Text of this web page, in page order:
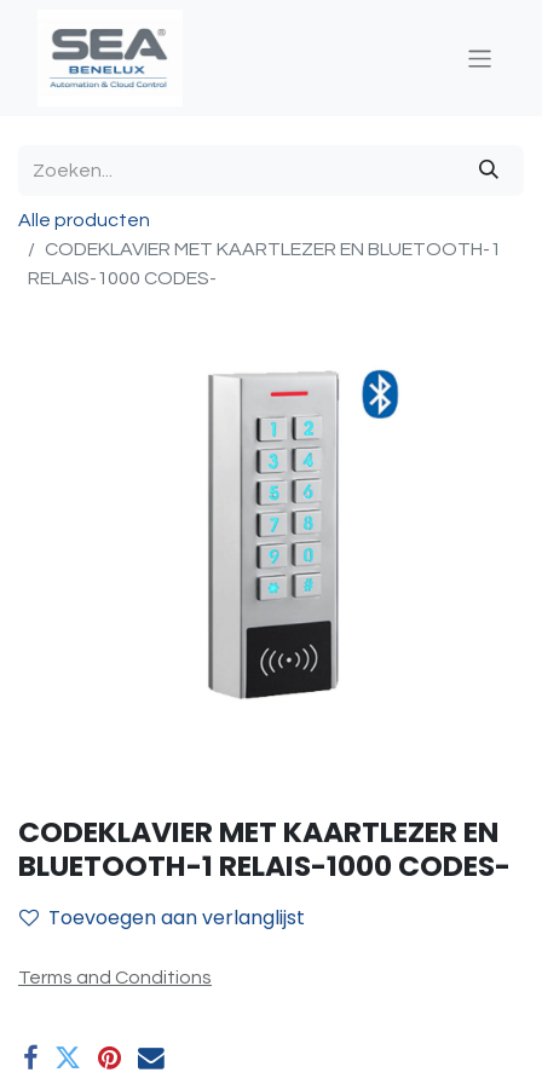
Alle producten
CODEKLAVIER MET KAARTLEZER EN BLUETOOTH-1
RELAIS-1000 CODES-
CODEKLAVIER MET KAARTLEZER EN
BLUETOOTH-1 RELAIS-1000 CODES-
Toevoegen aan verlanglijst
Terms and Conditions